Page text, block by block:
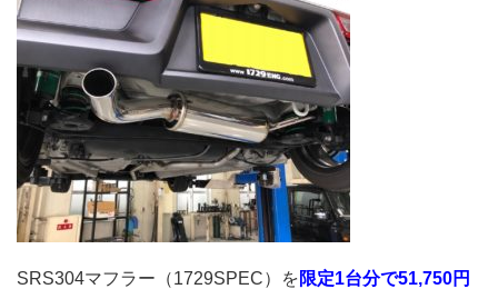
SRS304マフラー（1729SPEC）を限定1台分で51,750円